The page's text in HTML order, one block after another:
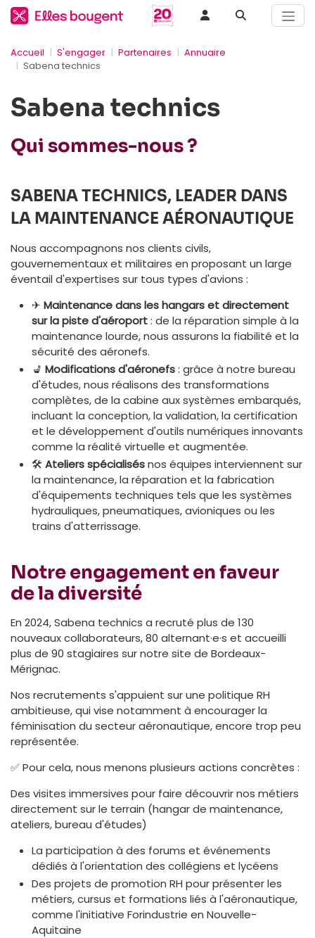
Accueil S'engager Partenaires
Annuaire
Sabena technics
Sabena technics
Qui sommes-nous ?
SABENA TECHNICS, LEADER DANS
LA MAINTENANCE AÉRONAUTIQUE
Nous accompagnons nos clients civils,
gouvernementaux et militaires en proposant un large
éventail d'expertises sur tous types d'avions :
✈ Maintenance dans les hangars et directement
sur la piste d'aéroport: de la réparation simple à la
maintenance lourde, nous assurons la fiabilité et la
sécurité des aéronefs.
💺 Modifications d'aéronefs: grâce à notre bureau
d'études, nous réalisons des transformations
complètes, de la cabine aux systèmes embarqués,
incluant la conception, la validation, la certification
et le développement d'outils numériques innovants
comme la réalité virtuelle et augmentée.
🛠 Ateliers spécialisésnos équipes interviennent sur
la maintenance, la réparation et la fabrication
d'équipements techniques tels que les systèmes
hydrauliques, pneumatiques, avioniques ou les
trains d'atterrissage.
Notre engagement en faveur
de la diversité
En 2024, Sabena technics a recruté plus de 130
nouveaux collaborateurs, 80 alternant·e·s et accueilli
plus de 90 stagiaires sur notre site de Bordeaux-
Mérignac.
Nos recrutements s'appuient sur une politique RH
ambitieuse, qui vise notamment à encourager la
féminisation du secteur aéronautique, encore trop peu
représentée.
✅ Pour cela, nous menons plusieurs actions concrètes :
Des visites immersives pour faire découvrir nos métiers
directement sur le terrain (hangar de maintenance,
ateliers, bureau d'études)
La participation à des forums et événements
dédiés à l'orientation des collégiens et lycéens
Des projets de promotion RH pour présenter les
métiers, cursus et formations liés à l'aéronautique,
comme l'initiative Forindustrie en Nouvelle-
Aquitaine